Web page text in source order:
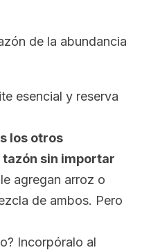
de la abundancia
esencial y reserva
los otros
sin importar
agregan arroz o
de ambos. Pero
Incorpóralo al